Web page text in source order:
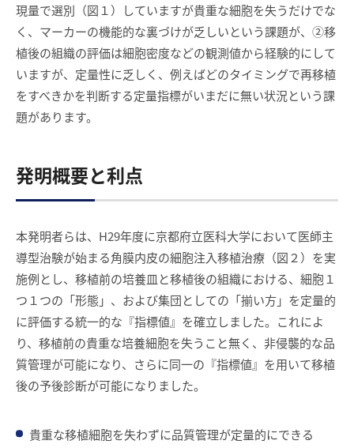
現量で選別（図１）していますが貴重な細胞を失うだけでな
く、マーカーの機能的な裏づけが乏しいという課題が、②移
植後の組織の評価は細胞密度などの観測値から経験的にして
いますが、定量性に乏しく、例えばどのタイミングで再移植
をすべきかを判断する定量指標がいまだに無い状況という課
題があります。
発明概要と利点
本発明者らは、H29年度に京都府立医科大学において医師主
導型治験が始まる角膜内皮の細胞注入移植治療（図２）を実
施例とし、移植前の培養皿と移植後の組織における、細胞１
つ１つの「形態」、および集団としての「揃い方」を定量的
に評価する統一的な『指標値』を確立しました。これによ
り、移植前の貴重な培養細胞を失うこと無く、非侵襲的な品
質管理が可能になり、さらに同一の『指標値』を用いて移植
後の予後診断が可能になりました。
貴重な移植細胞を失わずに品質管理が定量的にできる